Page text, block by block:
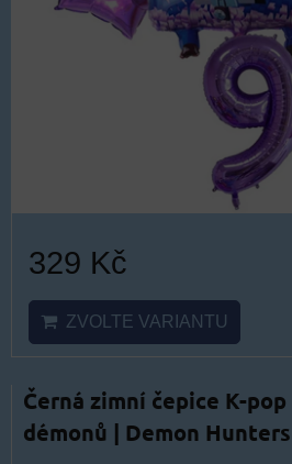
329 Kč
ZVOLTE VARIANTU
Černá zimní čepice K-
démonů | Demon Hunters